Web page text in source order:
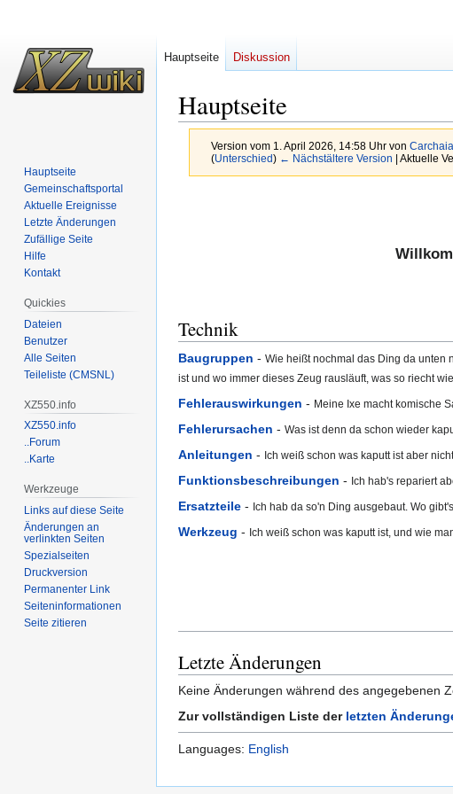
Hauptseite
Version vom 1. April 2026, 14:58 Uhr von
(Unterschied) ← Nächstältere Version | Aktuelle
Technik
Baugruppen - Wie heißt nochmal das Ding da unten
ist und wo immer dieses Zeug rausläuft, was so riecht
Fehlerauswirkungen - Meine Ixe macht komische
Fehlerursachen - Was ist denn da schon wieder
Anleitungen - Ich weiß schon was kaputt ist aber
Funktionsbeschreibungen - Ich hab's repariert
Ersatzteile - Ich hab da so'n Ding ausgebaut. Wo
Werkzeug - Ich weiß schon was kaputt ist, und wie
Letzte Änderungen
Keine Änderungen während des angegebenen
Zur vollständigen Liste der letzten
Languages: English
Hauptseite Diskussion
Hauptseite
Gemeinschafts­portal
Aktuelle Ereignisse
Letzte Änderungen
Zufällige Seite
Hilfe
Kontakt
Quickies
Dateien
Benutzer
Alle Seiten
Teileliste (CMSNL)
XZ550.info
XZ550.info
..Forum
..Karte
Werkzeuge
Links auf diese Seite
Änderungen an
verlinkten Seiten
Spezialseiten
Druckversion
Permanenter Link
Seiten­informationen
Seite zitieren